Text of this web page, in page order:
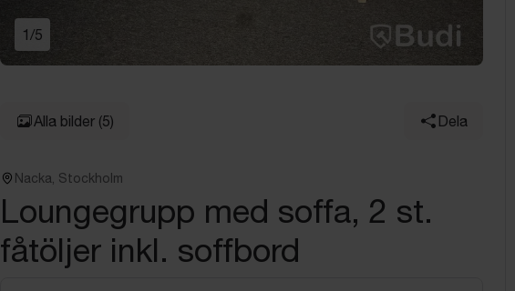
1 /5
Alla bilder (5) Dela
Nacka, Stockholm
Loungegrupp med soffa, 2 st.
fåtöljer inkl. soffbord